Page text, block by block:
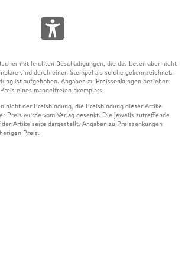
mit leichten Beschädigungen, die das Lesen aber nicht
sind durch einen Stempel als solche gekennzeichnet.
ist aufgehoben. Angaben zu Preissenkungen beziehen
eines mangelfreien Exemplars.
nicht der Preisbindung, die Preisbindung dieser Artikel
Preis wurde vom Verlag gesenkt. Die jeweils zutreffende
Artikelseite dargestellt. Angaben zu Preissenkungen
Preis.